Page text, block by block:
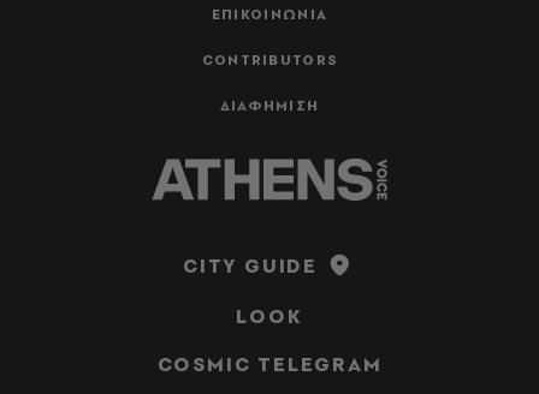
ΕΠΙΚΟΙΝΩΝΙΑ
CONTRIBUTORS
ΔΙΑΦΗΜΙΣΗ
CITY GUIDE
LOOK
COSMIC TELEGRAM